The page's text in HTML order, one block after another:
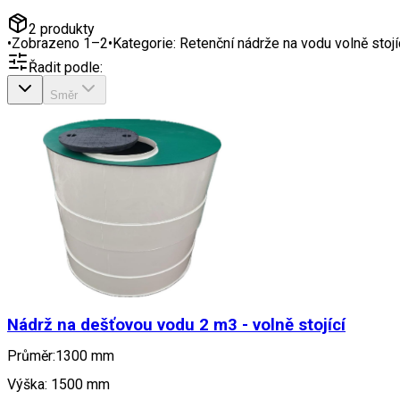
2 produkty
•Zobrazeno 1–2•Kategorie: Retenční nádrže na vodu volně
Řadit podle:
Směr
Nádrž na dešťovou vodu 2 m3 - volně stojící
Průměr:1300 mm
Výška: 1500 mm